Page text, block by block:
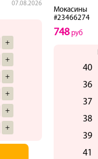
07.08.2026
+
+
+
+
+
+
Мокасины
#23466274
748руб
40
36
37
38
39
41